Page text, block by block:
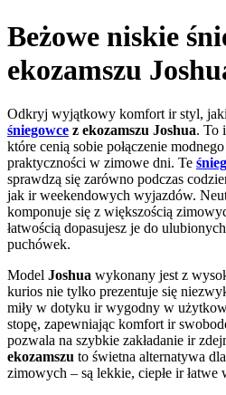
Beżowe niskie
ekozamszu
Odkryj wyjątkowy komfort ir styl,
śniegowce z ekozamszu Joshua. To
które cenią sobie połączenie
praktyczności w zimowe dni. Te
sprawdzą się zarówno podczas
jak ir weekendowych wyjazdów.
komponuje się z większością
łatwością dopasujesz je do
puchówek.
Model Joshua wykonany jest z
kurios nie tylko prezentuje się
miły w dotyku ir wygodny w
stopę, zapewniając komfort ir
pozwala na szybkie zakładanie ir
ekozamszu to świetna alternatywa
zimowych – są lekkie, ciepłe ir